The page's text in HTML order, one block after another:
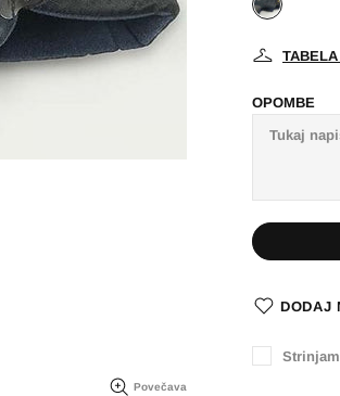
Povečava
OPOMBE
DODAJ